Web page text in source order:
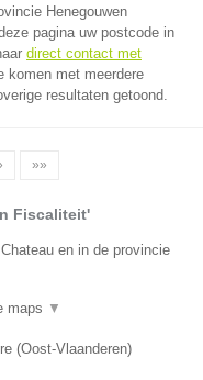
Henegouwen
pagina uw postcode in
direct contact met
komen met meerdere
resultaten getoond.
»»
Fiscaliteit'
en in de provincie
maps ▼
(Oost-Vlaanderen)